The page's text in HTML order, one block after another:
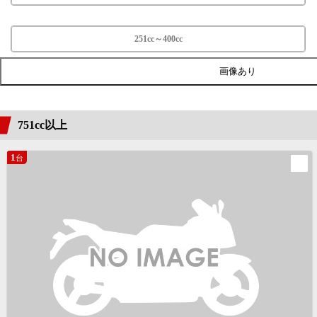
251cc～400cc
画像あり
751cc以上
1 台